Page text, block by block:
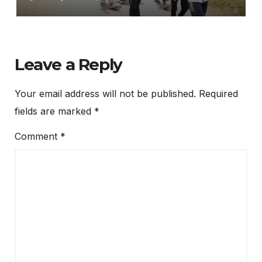
Facilities
Leave a Reply
Your email address will not be published. Required
fields are marked *
Comment *